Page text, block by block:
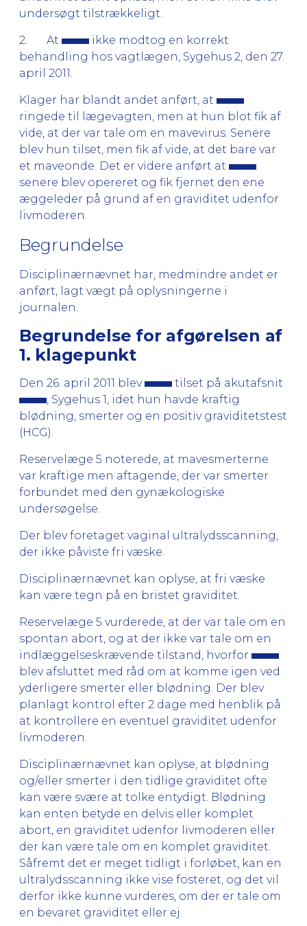
undersøgt tilstrækkeligt.
2. At
ikke modtog en korrekt
behandling hos vagtlægen, Sygehus 2, den 27.
april 2011.
Klager har blandt andet anført, at
ringede til lægevagten, men at hun blot fik af
vide, at der var tale om en mavevirus. Senere
blev hun tilset, men fik af vide, at det bare var
et maveonde. Det er videre anført at
senere blev opereret og fik fjernet den ene
æggeleder på grund af en graviditet udenfor
livmoderen.
Begrundelse
Disciplinærnævnet har, medmindre andet er
anført, lagt vægt på oplysningerne i
journalen.
Begrundelse for afgørelsen af
1. klagepunkt
Den 26. april 2011 blev
tilset på akutafsnit
, Sygehus 1, idet hun havde kraftig
blødning, smerter og en positiv graviditetstest
(HCG).
Reservelæge 5 noterede, at mavesmerterne
var kraftige men aftagende, der var smerter
forbundet med den gynækologiske
undersøgelse.
Der blev foretaget vaginal ultralydsscanning,
der ikke påviste fri væske.
Disciplinærnævnet kan oplyse, at fri væske
kan være tegn på en bristet graviditet.
Reservelæge 5 vurderede, at der var tale om en
spontan abort, og at der ikke var tale om en
indlæggelseskrævende tilstand, hvorfor
blev afsluttet med råd om at komme igen ved
yderligere smerter eller blødning. Der blev
planlagt kontrol efter 2 dage med henblik på
at kontrollere en eventuel graviditet udenfor
livmoderen.
Disciplinærnævnet kan oplyse, at blødning
og/eller smerter i den tidlige graviditet ofte
kan være svære at tolke entydigt. Blødning
kan enten betyde en delvis eller komplet
abort, en graviditet udenfor livmoderen eller
der kan være tale om en komplet graviditet.
Såfremt det er meget tidligt i forløbet, kan en
ultralydsscanning ikke vise fosteret, og det vil
derfor ikke kunne vurderes, om der er tale om
en bevaret graviditet eller ej.